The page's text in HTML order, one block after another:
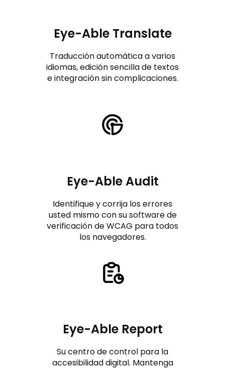
Eye-Able Translate
Traducción automática a varios
idiomas, edición sencilla de textos
e integración sin complicaciones.
Eye-Able Audit
Identifique y corrija los errores
usted mismo con su software de
verificación de WCAG para todos
los navegadores.
Eye-Able Report
Su centro de control para la
accesibilidad digital. Mantenga